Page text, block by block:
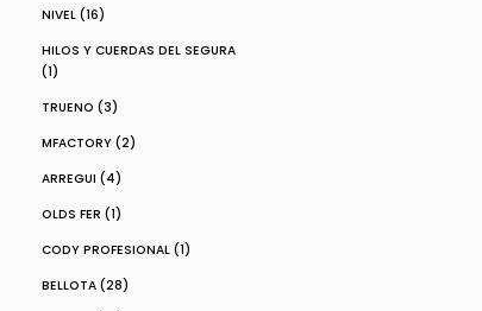
NIVEL (16)
HILOS Y CUERDAS DEL SEGURA
(1)
TRUENO (3)
MFACTORY (2)
ARREGUI (4)
OLDS FER (1)
CODY PROFESIONAL (1)
BELLOTA (28)